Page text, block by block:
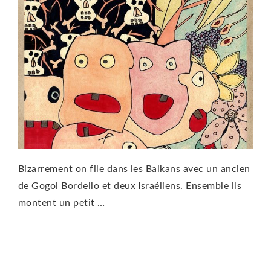
Bizarrement on file dans les Balkans avec un ancien
de Gogol Bordello et deux Israéliens. Ensemble ils
montent un petit …